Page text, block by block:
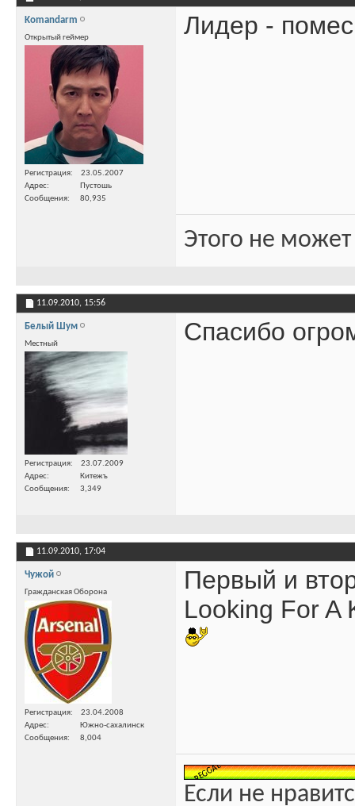
Komandarm
Открытый геймер
Регистрация
23.05.2007
Адрес
Пустошь
Сообщения
80,935
Лидер -
Этого не
11.09.2010, 15:56
Белый Шум
Местный
Регистрация
23.07.2009
Адрес
Китежъ
Сообщения
3,349
Спасибо
11.09.2010, 17:04
Чужой
Гражданская Оборона
Регистрация
23.04.2008
Адрес
Южно-сахалинск
Сообщения
8,004
Первый и
Looking For A
Если не